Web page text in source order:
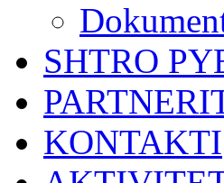
SHTRO
KONTAKTI